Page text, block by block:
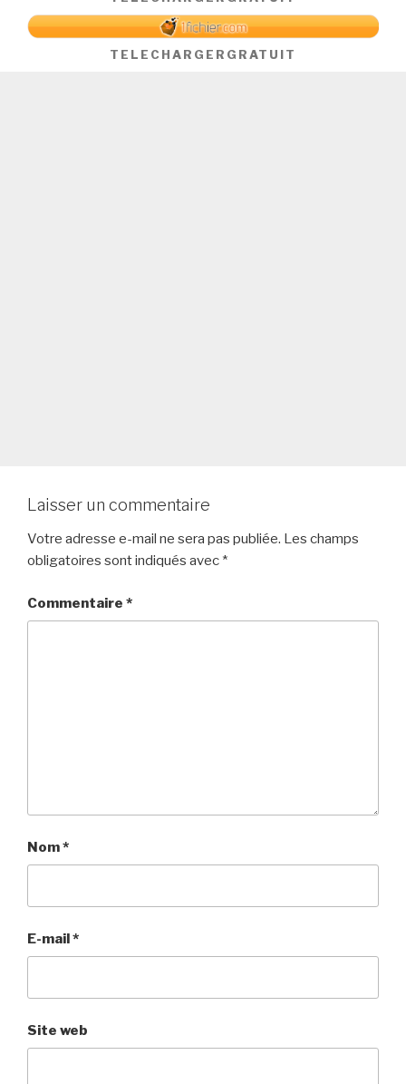
TELECHARGER GRATUIT
Laisser un commentaire
Votre adresse e-mail ne sera pas publiée. Les champs
obligatoires sont indiqués avec *
Commentaire *
Nom*
E-mail*
Site web